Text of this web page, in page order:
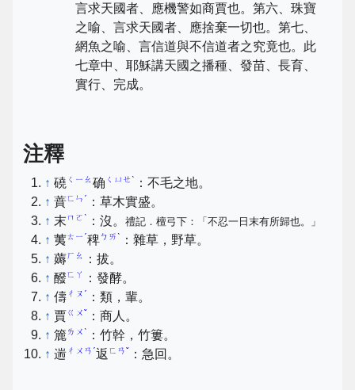
言求天國者、應機警如商賈也。第六、珠寶
之喻、言求天國者、應捨棄一切也。第七、
網魚之喻、言信道與不信道者之究竟也。此
七章中、耶穌講天國之播種、發苗、長育、
實行、完成。
注釋
↑ 磽 ㄑㄧㄠ 确 ㄑㄩㄝˋ
：不毛之地。
↑ 蕡ㄈㄣˊ
：草木實盛。
↑ 末 ㄇㄛˋ ：沒。 禮記．檀弓下：「不忍一日末有所歸也。」
↑ 荑ㄊㄧˊ稗ㄅㄞˋ
：雜草，野草。
↑ 薅ㄏㄠ
：拔。
↑ 醱ㄈㄚ
：發酵。
↑ 儔 ㄔㄡˊ
：類，輩。
↑ 賈 ㄍㄨˇ ：商人。
↑ 簏ㄌㄨˋ
：竹幹，竹簍。
↑ 遄 ㄔㄨㄢˊ返 ㄈㄢˇ ：急回。